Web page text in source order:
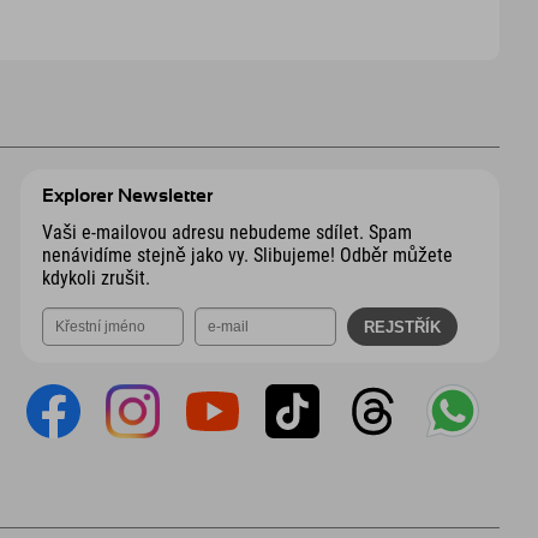
Explorer Newsletter
Vaši e-mailovou adresu nebudeme sdílet. Spam
nenávidíme stejně jako vy. Slibujeme! Odběr můžete
kdykoli zrušit.